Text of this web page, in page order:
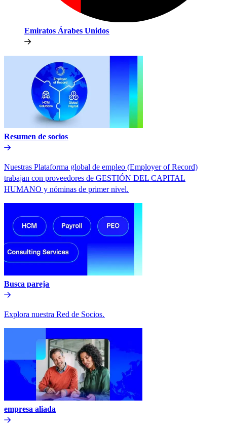
Emiratos Árabes Unidos​​
Resumen de socios​​
Nuestras Plataforma global de empleo (Employer of Record)
trabajan con proveedores de GESTIÓN DEL CAPITAL
HUMANO y nóminas de primer nivel.​​
Busca pareja​​
Explora nuestra Red de Socios.​​
empresa aliada​​